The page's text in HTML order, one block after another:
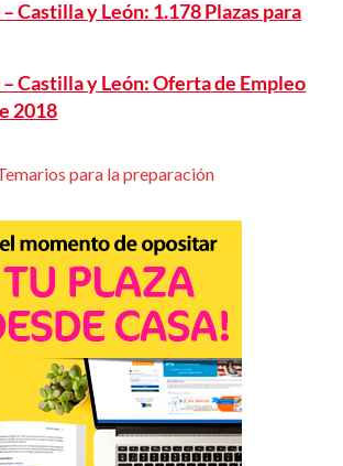
Castilla y León: 1.178 Plazas para
Castilla y León: Oferta de Empleo
2018